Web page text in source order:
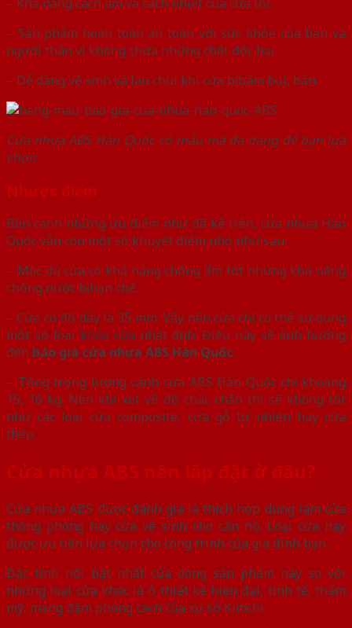
– Sản phẩm hoàn toàn an toàn với sức khỏe của bạn và
người thân vì không chứa những chất độc hại.
– Dễ dàng vệ sinh và lau chùi khi cửa bị bám bụi, bẩn.
Cửa nhựa ABS Hàn Quốc có mẫu mã đa dạng để bạn lựa
chọn
Nhược điểm
Bên cạnh những ưu điểm như đã kể trên, cửa nhựa Hàn
Quốc vẫn còn một số khuyết điểm nhỏ như sau:
– Mặc dù cửa có khả năng chống ẩm tốt nhưng khả năng
chống nước bị hạn chế.
– Cửa có độ dày là 35 mm. Vậy nên cửa chỉ có thể sử dụng
một số loại khóa cửa nhất định. Điều này sẽ ảnh hưởng
đến báo giá cửa nhựa ABS Hàn Quốc.
– Tổng trọng lượng cánh cửa ABS Hàn Quốc chỉ khoảng
15, 16 kg. Nên khi xét về độ chắc chắn thì sẽ không tốt
như các loại cửa composite, cửa gỗ tự nhiên hay cửa
thép.
Cửa nhựa ABS nên lắp đặt ở đâu?
Cửa nhựa ABS được đánh giá là thích hợp dùng làm cửa
thông phòng hay cửa vệ sinh cho căn hộ. Loại cửa này
được ưu tiên lựa chọn cho công trình của gia đình bạn.
Đặc tính nổi bật nhất của dòng sản phẩm này so với
những loại cửa khác là ở thiết kế hiện đại, tinh tế, thẩm
mỹ, mang đậm phong cách của xứ sở Kimchi.